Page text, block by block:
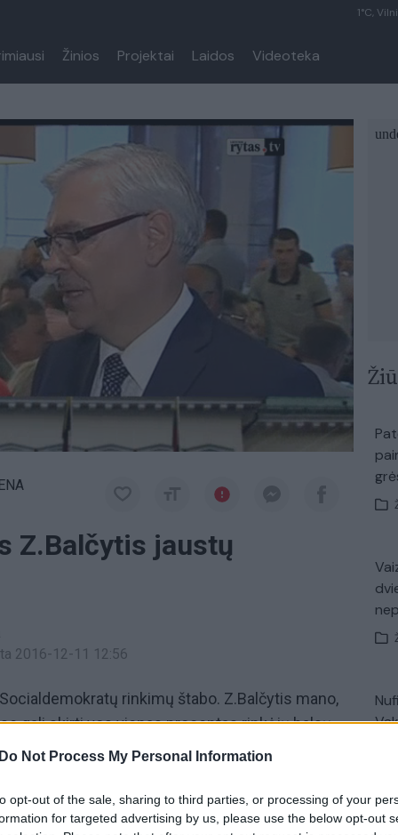
Do Not Process My Personal Information
opt-out of the sale, sharing to third parties, or processing of your
for targeted advertising by us, please use the below opt-out
1°C,
Žinios Projektai Laidos Videoteka
Z.Balčytis jaustų
2016-12-11 12:56
rinkimų štabo. Z.Balčytis mano,
gali skirti vos vienas procentas rinkėjų balsų.
Lietuvos prezidento rinkimai